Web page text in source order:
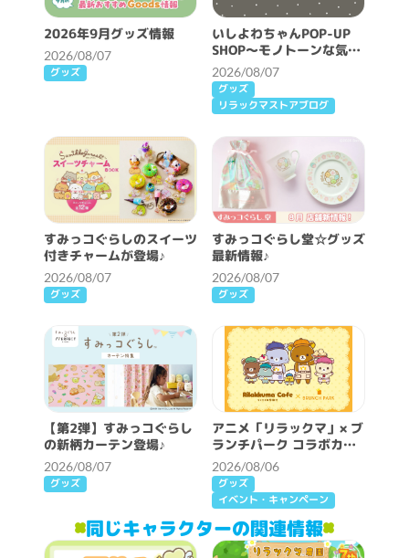
2026年9月グッズ情報
2026/08/07
グッズ
いしよわちゃんPOP-UP
SHOP～モノトーンな気分
～開催決定！
2026/08/07
グッズ
リラックマストアブログ
すみっコぐらしのスイーツ
付きチャームが登場♪
2026/08/07
グッズ
すみっコぐらし堂☆グッズ
最新情報♪
2026/08/07
グッズ
【第2弾】すみっコぐらし
の新柄カーテン登場♪
2026/08/07
グッズ
アニメ「リラックマ」× ブ
ランチパーク コラボカフ
ェ開催決定！
2026/08/06
グッズ
イベント・キャンペーン
同じキャラクターの関連情報